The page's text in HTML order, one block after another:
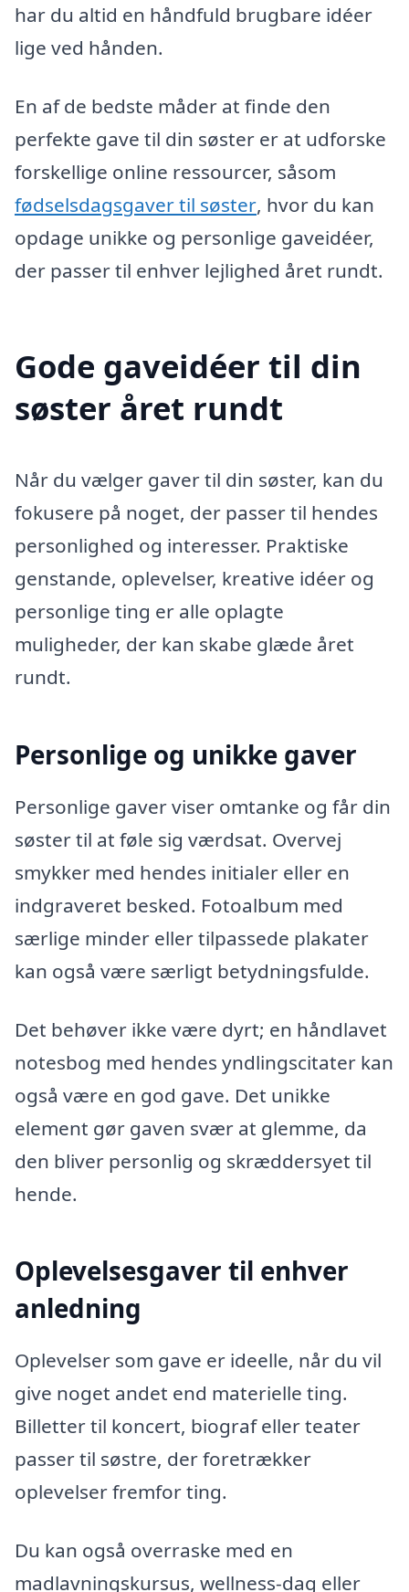
har du altid en håndfuld brugbare idéer
lige ved hånden.
En af de bedste måder at finde den
perfekte gave til din søster er at udforske
forskellige online ressourcer, såsom
fødselsdagsgaver til søster, hvor du kan
opdage unikke og personlige gaveidéer,
der passer til enhver lejlighed året rundt.
Gode gaveidéer til din
søster året rundt
Når du vælger gaver til din søster, kan du
fokusere på noget, der passer til hendes
personlighed og interesser. Praktiske
genstande, oplevelser, kreative idéer og
personlige ting er alle oplagte
muligheder, der kan skabe glæde året
rundt.
Personlige og unikke gaver
Personlige gaver viser omtanke og får din
søster til at føle sig værdsat. Overvej
smykker med hendes initialer eller en
indgraveret besked. Fotoalbum med
særlige minder eller tilpassede plakater
kan også være særligt betydningsfulde.
Det behøver ikke være dyrt; en håndlavet
notesbog med hendes yndlingscitater kan
også være en god gave. Det unikke
element gør gaven svær at glemme, da
den bliver personlig og skræddersyet til
hende.
Oplevelsesgaver til enhver
anledning
Oplevelser som gave er ideelle, når du vil
give noget andet end materielle ting.
Billetter til koncert, biograf eller teater
passer til søstre, der foretrækker
oplevelser fremfor ting.
Du kan også overraske med en
madlavningskursus, wellness-dag eller